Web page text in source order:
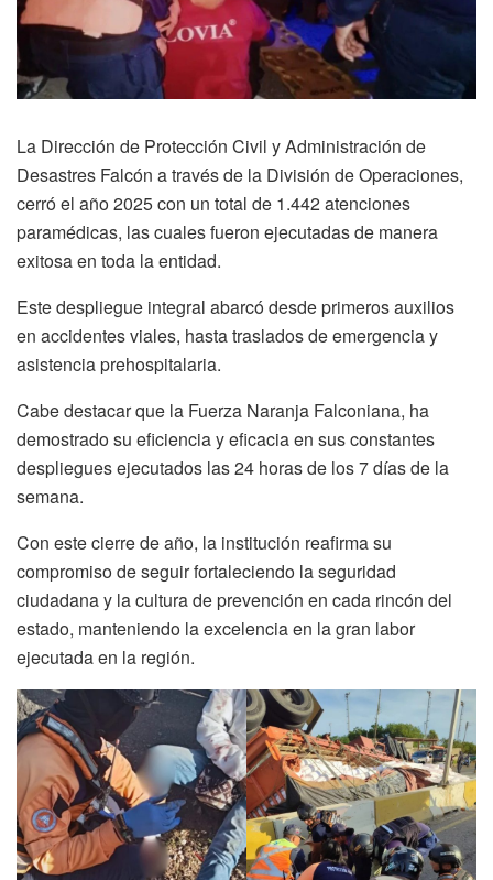
La Dirección de Protección Civil y Administración de
Desastres Falcón a través de la División de Operaciones,
cerró el año 2025 con un total de 1.442 atenciones
paramédicas, las cuales fueron ejecutadas de manera
exitosa en toda la entidad.
Este despliegue integral abarcó desde primeros auxilios
en accidentes viales, hasta traslados de emergencia y
asistencia prehospitalaria.
Cabe destacar que la Fuerza Naranja Falconiana, ha
demostrado su eficiencia y eficacia en sus constantes
despliegues ejecutados las 24 horas de los 7 días de la
semana.
Con este cierre de año, la institución reafirma su
compromiso de seguir fortaleciendo la seguridad
ciudadana y la cultura de prevención en cada rincón del
estado, manteniendo la excelencia en la gran labor
ejecutada en la región.